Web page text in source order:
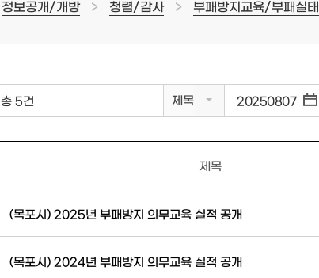
정보공개/개방 > 청렴/감사 > 부패방지교육/부패실태
총 5건 제목
제목
(목포시) 2025년 부패방지 의무교육 실적 공개
(목포시) 2024년 부패방지 의무교육 실적 공개